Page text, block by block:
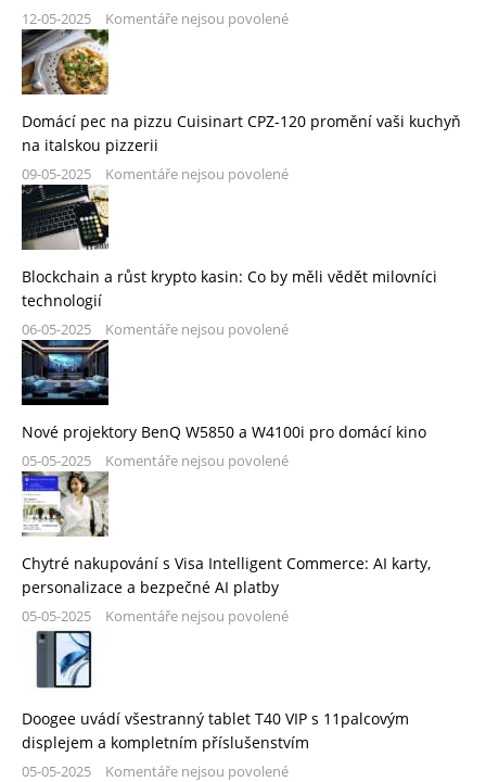
12-05-2025 Komentáře nejsou povolené
Domácí pec na pizzu Cuisinart CPZ-120 promění vaši kuchyň
na italskou pizzerii
09-05-2025 Komentáře nejsou povolené
Blockchain a růst krypto kasin: Co by měli vědět milovníci
technologií
06-05-2025 Komentáře nejsou povolené
Nové projektory BenQ W5850 a W4100i pro domácí kino
05-05-2025 Komentáře nejsou povolené
Chytré nakupování s Visa Intelligent Commerce: AI karty,
personalizace a bezpečné AI platby
05-05-2025 Komentáře nejsou povolené
Doogee uvádí všestranný tablet T40 VIP s 11palcovým
displejem a kompletním příslušenstvím
05-05-2025 Komentáře nejsou povolené